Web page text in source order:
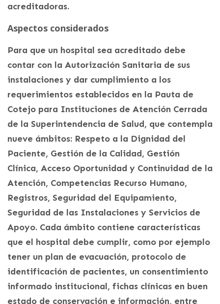
acreditadoras.
Aspectos considerados
Para que un hospital sea acreditado debe
contar con la Autorización Sanitaria de sus
instalaciones y dar cumplimiento a los
requerimientos establecidos en la Pauta de
Cotejo para Instituciones de Atención Cerrada
de la Superintendencia de Salud, que contempla
nueve ámbitos: Respeto a la Dignidad del
Paciente, Gestión de la Calidad, Gestión
Clínica, Acceso Oportunidad y Continuidad de la
Atención, Competencias Recurso Humano,
Registros, Seguridad del Equipamiento,
Seguridad de las Instalaciones y Servicios de
Apoyo. Cada ámbito contiene características
que el hospital debe cumplir, como por ejemplo
tener un plan de evacuación, protocolo de
identificación de pacientes, un consentimiento
informado institucional, fichas clínicas en buen
estado de conservación e información, entre